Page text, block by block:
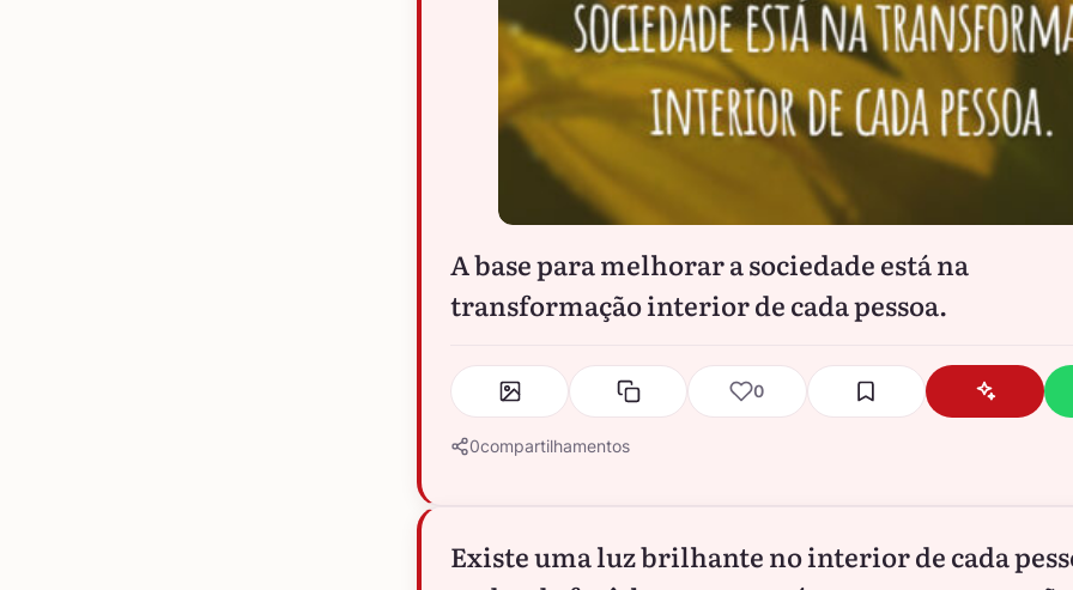
A base para melhorar a sociedade está na
transformação interior de cada pessoa.
0
0compartilhamentos
Existe uma luz brilhante no interior de cada